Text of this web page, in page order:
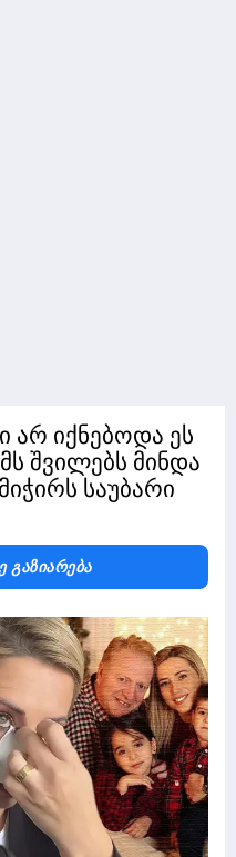
არ იქნებოდა ეს
შვილებს მინდა
საუბარი
Გაზიარება